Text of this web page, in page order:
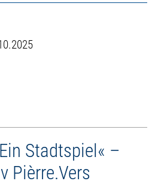
Stadtspiel« –
Pièrre.Vers